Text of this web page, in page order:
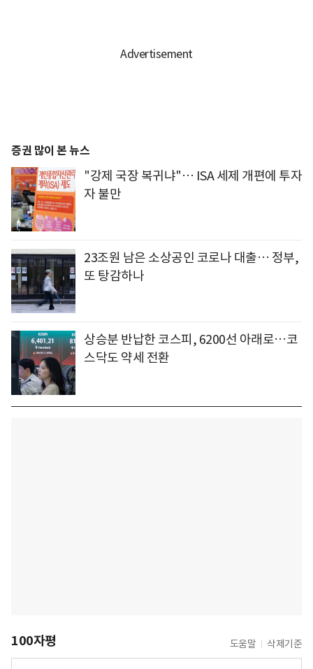
증권 많이 본 뉴스
"강제 국장 복귀냐"… ISA 세제 개편에 투자
자 불만
23조원 남은 소상공인 코로나 대출… 정부,
또 탕감하나
상승분 반납한 코스피, 6200선 아래로…코
스닥도 약세 전환
100자평 도움말 삭제기준